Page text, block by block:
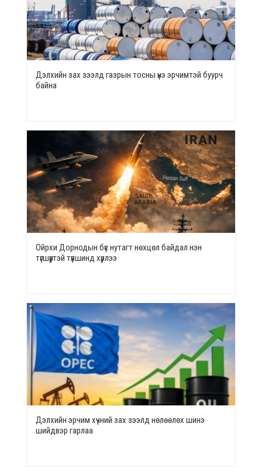
Дэлхийн зах зээлд газрын тосны үнэ эрчимтэй буурч
байна
Ойрхи Дорнодын бүс нутагт нөхцөл байдал нэн
түгшүүртэй түвшинд хүрлээ
Дэлхийн эрчим хүчний зах зээлд нөлөөлөх шинэ
шийдвэр гарлаа